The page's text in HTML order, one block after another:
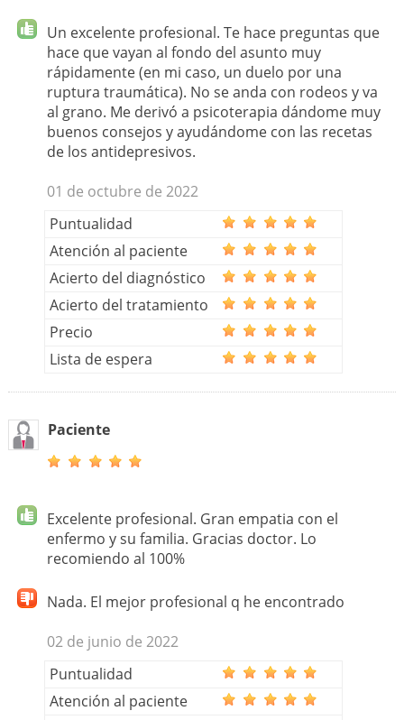
Un excelente profesional. Te hace preguntas que
hace que vayan al fondo del asunto muy
rápidamente (en mi caso, un duelo por una
ruptura traumática). No se anda con rodeos y va
al grano. Me derivó a psicoterapia dándome muy
buenos consejos y ayudándome con las recetas
de los antidepresivos.
01 de octubre de 2022
Puntualidad
Atención al paciente
Acierto del diagnóstico
Acierto del tratamiento
Precio
Lista de espera
Paciente
Excelente profesional. Gran empatia con el
enfermo y su familia. Gracias doctor. Lo
recomiendo al 100%
Nada. El mejor profesional q he encontrado
02 de junio de 2022
Puntualidad
Atención al paciente